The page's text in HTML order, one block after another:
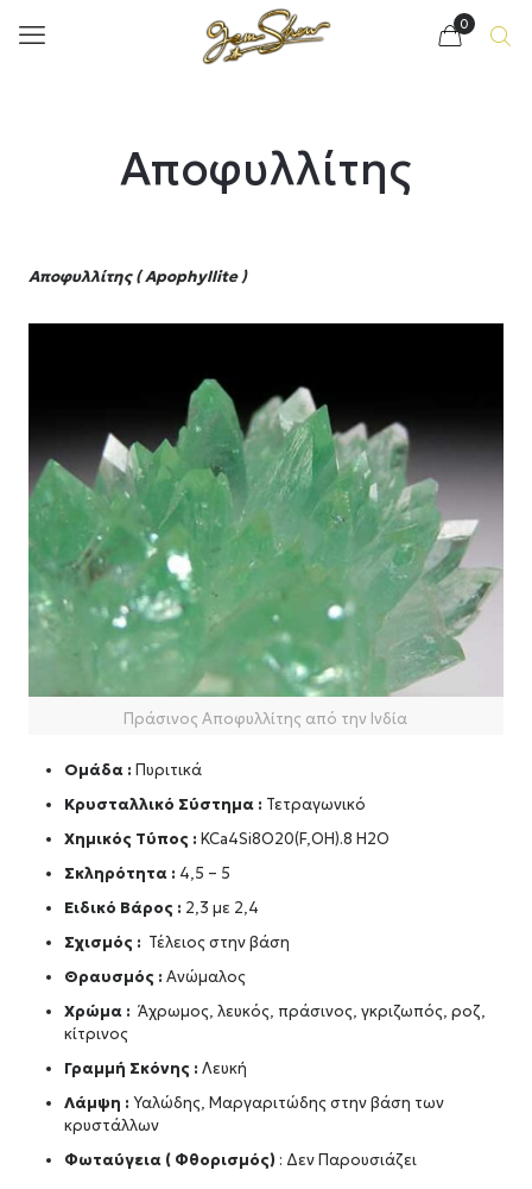
0
Αποφυλλίτης
Αποφυλλίτης ( Apophyllite )
Πράσινος Αποφυλλίτης από την Ινδία
Ομάδα :Πυριτικά
Κρυσταλλικό Σύστημα : Τετραγωνικό
Χημικός Τύπος :KCa4Si8O20(F,OH).8 H2O
Σκληρότητα : 4,5 – 5
Ειδικό Βάρος : 2,3 με 2,4
Σχισμός : Τέλειος στην βάση
Θραυσμός : Ανώμαλος
Χρώμα :Άχρωμος, λευκός, πράσινος, γκριζωπός, ροζ,
κίτρινος
Γραμμή Σκόνης :Λευκή
Λάμψη :Υαλώδης, Μαργαριτώδης στην βάση των
κρυστάλλων
Φωταύγεια ( Φθορισμός) : Δεν Παρουσιάζει